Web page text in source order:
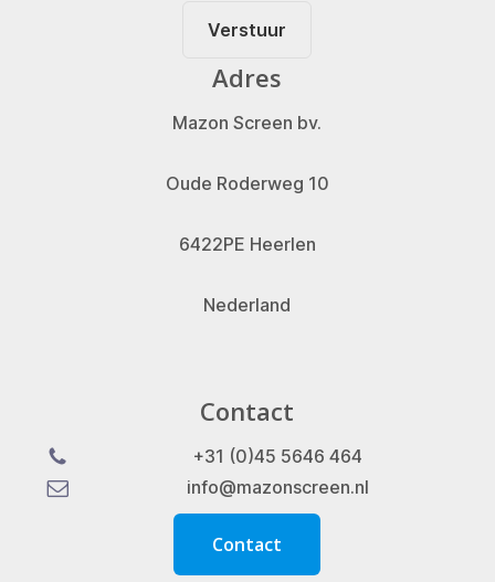
Verstuur
Adres
Mazon Screen bv.
Oude Roderweg 10
6422PE Heerlen
Nederland
Contact
+31 (0)45 5646 464
info@mazonscreen.nl
Contact